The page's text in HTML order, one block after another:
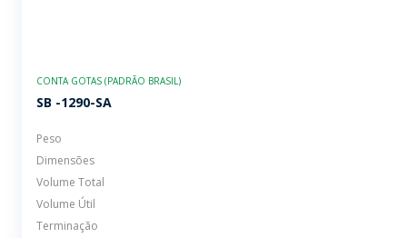
CONTA GOTAS (PADRÃO BRASIL)
SB -1290-SA
Peso
Dimensões
Volume Total
Volume Útil
Terminação